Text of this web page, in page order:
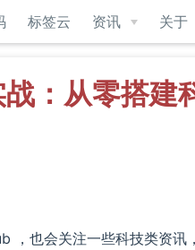
标签云 资讯 关于
：从零搭建
，也会关注一些科技类资讯